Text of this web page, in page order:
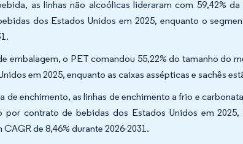
as linhas não alcoólicas lideraram com 59,42%
dos Estados Unidos em 2025, enquanto o
embalagem, o PET comandou 55,22% do tamanho do
em 2025, enquanto as caixas assépticas e sachês
de enchimento, as linhas de enchimento a frio e
por contrato de bebidas dos Estados Unidos em
CAGR de 8,46% durante 2026-2031.